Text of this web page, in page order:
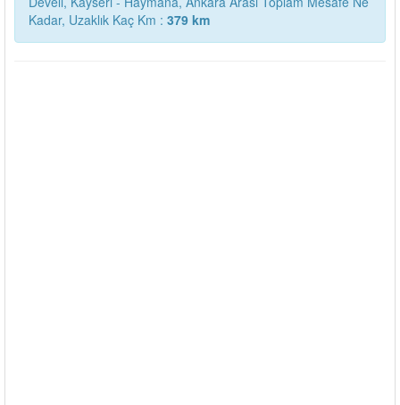
Kadar, Uzaklık Kaç Km : 379 km